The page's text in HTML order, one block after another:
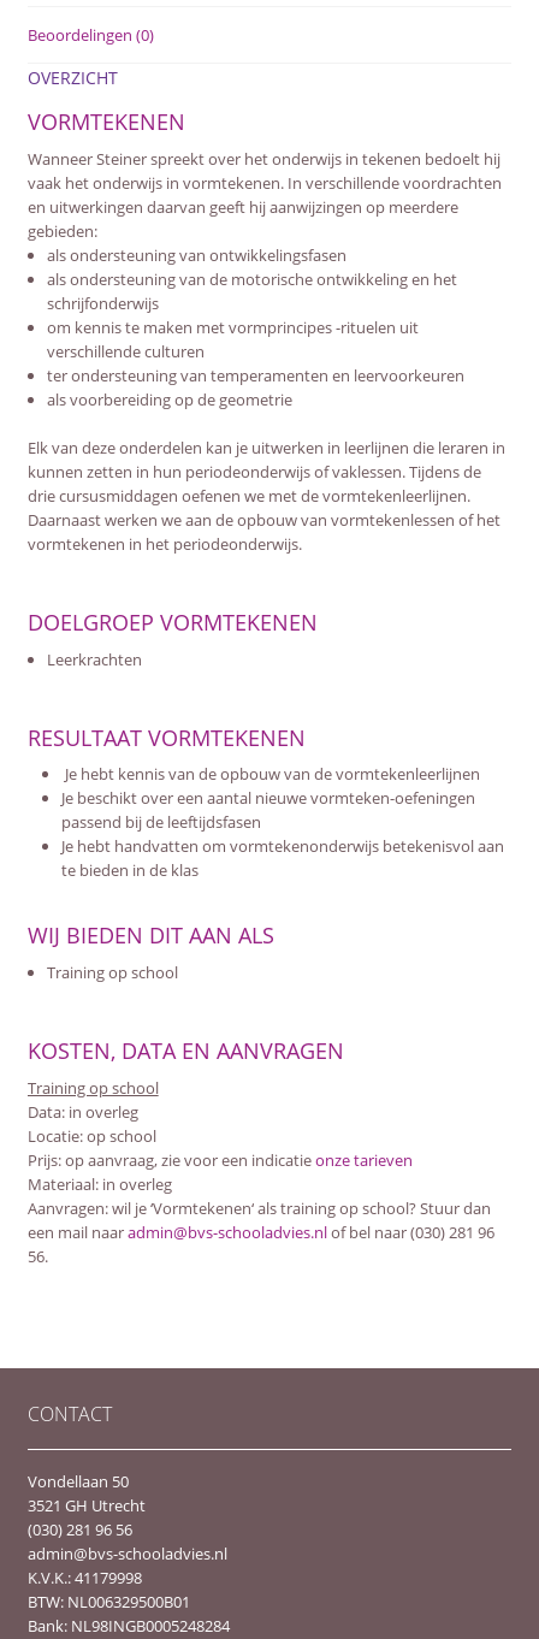
Beoordelingen (0)
OVERZICHT
VORMTEKENEN
Wanneer Steiner spreekt over het onderwijs in tekenen bedoelt hij
vaak het onderwijs in vormtekenen. In verschillende voordrachten
en uitwerkingen daarvan geeft hij aanwijzingen op meerdere
gebieden:
als ondersteuning van ontwikkelingsfasen
als ondersteuning van de motorische ontwikkeling en het
schrijfonderwijs
om kennis te maken met vormprincipes -rituelen uit
verschillende culturen
ter ondersteuning van temperamenten en leervoorkeuren
als voorbereiding op de geometrie
Elk van deze onderdelen kan je uitwerken in leerlijnen die leraren in
kunnen zetten in hun periodeonderwijs of vaklessen. Tijdens de
drie cursusmiddagen oefenen we met de vormtekenleerlijnen.
Daarnaast werken we aan de opbouw van vormtekenlessen of het
vormtekenen in het periodeonderwijs.
DOELGROEP VORMTEKENEN
Leerkrachten
RESULTAAT VORMTEKENEN
Je hebt kennis van de opbouw van de vormtekenleerlijnen
Je beschikt over een aantal nieuwe vormteken-oefeningen
passend bij de leeftijdsfasen
Je hebt handvatten om vormtekenonderwijs betekenisvol aan
te bieden in de klas
WIJ BIEDEN DIT AAN ALS
Training op school
KOSTEN, DATA EN AANVRAGEN
Training op school
Data: in overleg
Locatie: op school
Prijs: op aanvraag, zie voor een indicatieonze tarieven
Materiaal: in overleg
Aanvragen: wil je ‘Vormtekenen‘ als training op school? Stuur dan
een mail naaradmin@bvs-schooladvies.nlof bel naar (030) 281 96
56.
CONTACT
Vondellaan 50
3521 GH Utrecht
(030) 281 96 56
admin@bvs-schooladvies.nl
K.V.K.: 41179998
BTW: NL006329500B01
Bank: NL98INGB0005248284